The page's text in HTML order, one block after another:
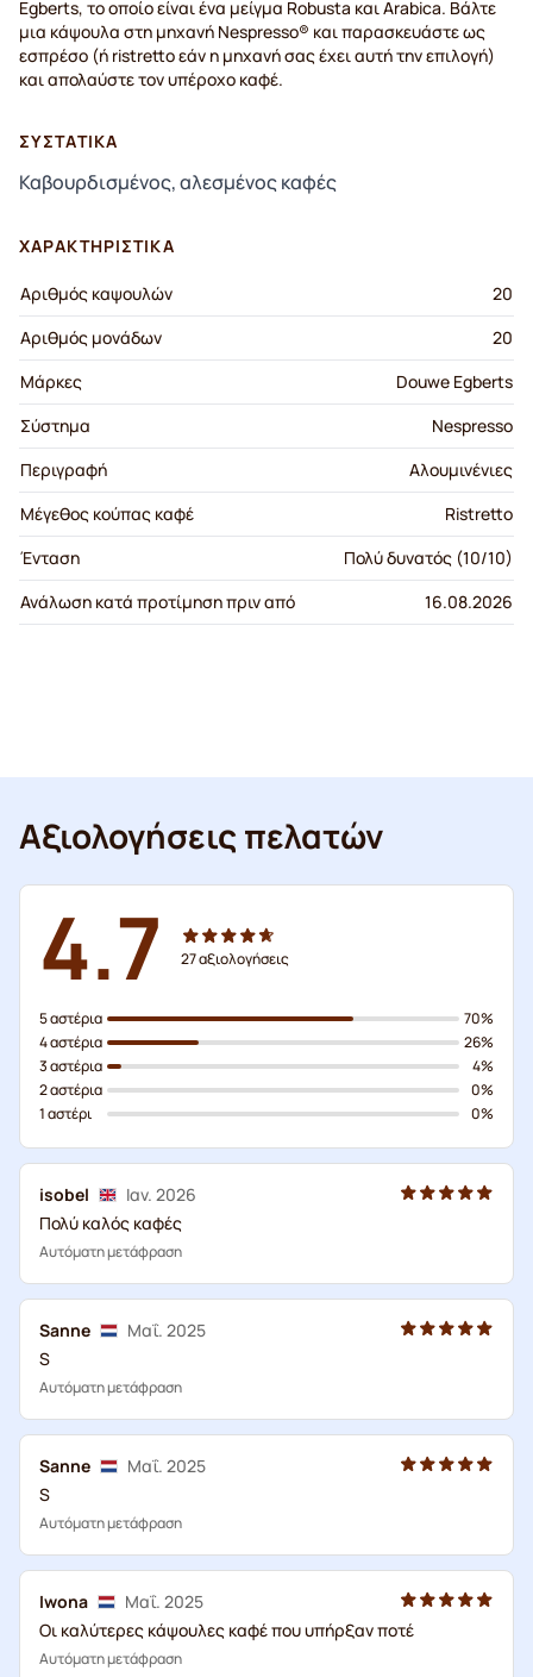
Egberts, το οποίο είναι ένα μείγμα Robusta και Arabica. Βάλτε
μια κάψουλα στη μηχανή Nespresso® και παρασκευάστε ως
εσπρέσο (ή ristretto εάν η μηχανή σας έχει αυτή την επιλογή)
και απολαύστε τον υπέροχο καφέ.
ΣΥΣΤΑΤΙΚΆ
Καβουρδισμένος, αλεσμένος καφές
ΧΑΡΑΚΤΗΡΙΣΤΙΚΆ
Αριθμός καψουλών
20
Αριθμός μονάδων
20
Μάρκες
Douwe Egberts
Σύστημα
Nespresso
Περιγραφή
Αλουμινένιες
Μέγεθος κούπας καφέ
Ristretto
Ένταση
Πολύ δυνατός (10/10)
Ανάλωση κατά προτίμηση πριν από
16.08.2026
Αξιολογήσεις πελατών
4.7 27αξιολογήσεις
5 αστέρια
4 αστέρια
3 αστέρια
2 αστέρια
1 αστέρι
70%
26%
4%
0%
0%
isobel
Ιαν. 2026
Πολύ καλός καφές
Αυτόματη μετάφραση
Sanne
Μαΐ. 2025
S
Αυτόματη μετάφραση
Sanne
Μαΐ. 2025
S
Αυτόματη μετάφραση
Iwona
Μαΐ. 2025
Οι καλύτερες κάψουλες καφέ που υπήρξαν ποτέ
Αυτόματη μετάφραση